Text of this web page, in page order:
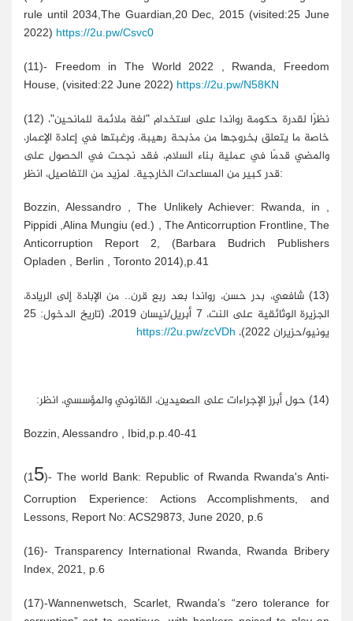
rule until 2034,The Guardian,20 Dec, 2015 (visited:25 June
2022) https://2u.pw/Csvc0
(11)- Freedom in The World 2022 , Rwanda, Freedom
House, (visited:22 June 2022) https://2u.pw/N58KN
(12) نظرًا لقدرة حكومة رواندا على استخدام "لغة ملائمة للمانحين"،
خاصة ما يتعلق بخروجها من مذبحة رهيبة، ورغبتها في إعادة الإعمار،
والمضي قدمًا في عملية بناء السلام، فقد نجحت في الحصول على
قدر كبير من المساعدات الخارجية. لمزيد من التفاصيل، انظر:
Bozzin, Alessandro , The Unlikely Achiever: Rwanda, in ,
Pippidi ,Alina Mungiu (ed.) , The Anticorruption Frontline, The
Anticorruption Report 2, (Barbara Budrich Publishers
Opladen , Berlin , Toronto 2014),p.41
(13) شافعي، بدر حسن، رواندا بعد ربع قرن.. من الإبادة إلى الريادة،
الجزيرة الوثائقية على النت، 7 أبريل/نيسان 2019، (تاريخ الدخول: 25
يونيو/حزيران 2022)،
https://2u.pw/zcVDh
(14) حول أبرز الإجراءات على الصعيدين، القانوني والمؤسسي، انظر:
Bozzin, Alessandro , Ibid,p.p.40-41
(1 5)- The world Bank: Republic of Rwanda Rwanda's Anti-
Corruption Experience: Actions Accomplishments, and
Lessons, Report No: ACS29873, June 2020, p.6
(16)- Transparency International Rwanda, Rwanda Bribery
Index, 2021, p.6
(17)-Wannenwetsch, Scarlet, Rwanda’s “zero tolerance for